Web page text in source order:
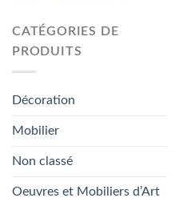
CATÉGORIES DE
PRODUITS
Décoration
Mobilier
Non classé
Oeuvres et Mobiliers d’Art